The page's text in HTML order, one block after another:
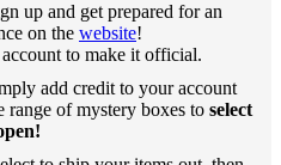
up and get prepared for an
on the website!
to make it official.
add credit to your account
range of mystery boxes to select